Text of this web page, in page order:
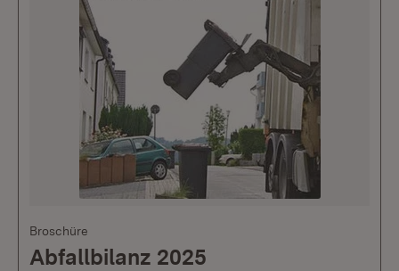
Broschüre
Abfallbilanz 2025